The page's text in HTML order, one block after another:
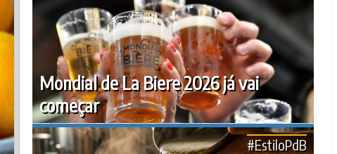
Mondial de La Biere 2026 já vai
começar
#EstiloPdB